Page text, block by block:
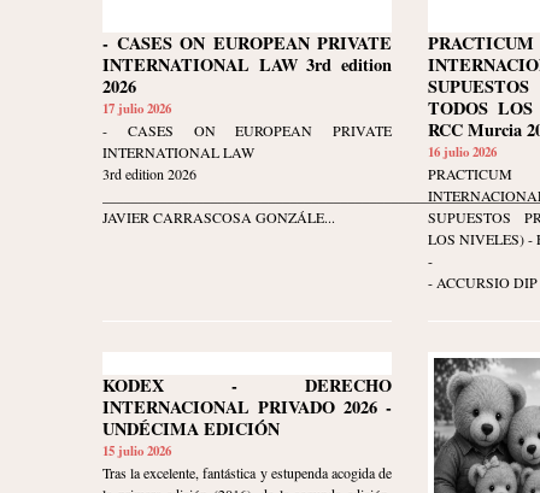
- CASES ON EUROPEAN PRIVATE
INTERNATIONAL LAW 3rd edition
2026
17 julio 2026
- CASES ON EUROPEAN PRIVATE
INTERNATIONAL LAW
3rd edition 2026
JAVIER CARRASCOSA GONZÁLE...
TODOS
RCC Murcia
16 julio 2026
SUPUESTOS
LOS NIVELES) -
-
- ACCURSIO DIP
KODEX - DERECHO
INTERNACIONAL PRIVADO 2026 -
UNDÉCIMA EDICIÓN
15 julio 2026
Tras la excelente, fantástica y estupenda acogida de